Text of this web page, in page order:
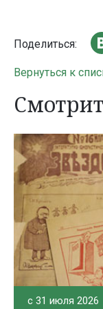
Поделиться:
Вернуться к
c 31 июля 2026